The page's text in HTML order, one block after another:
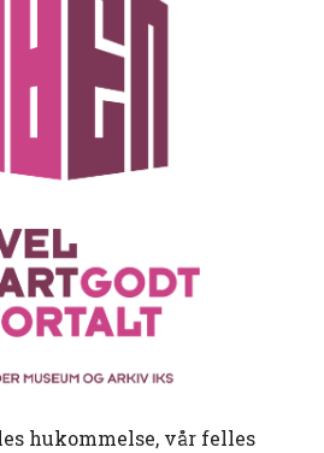
hukommelse, vår felles